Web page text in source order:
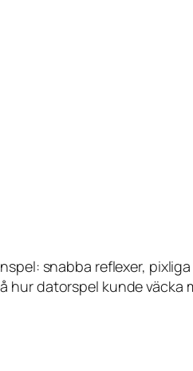
snabba reflexer,
datorspel kunde väcka